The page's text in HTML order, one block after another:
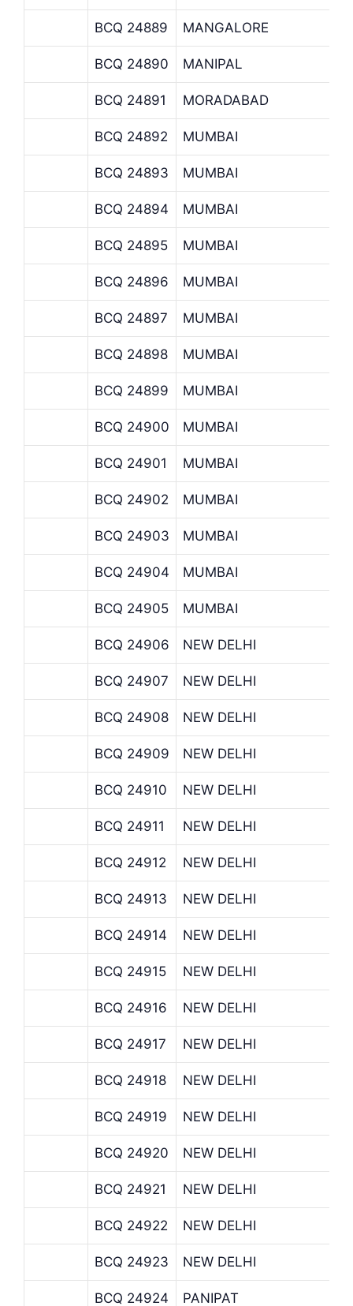
BCQ 24889 MANGALORE
BCQ 24890 MANIPAL
BCQ 24891 MORADABAD
BCQ 24892 MUMBAI
BCQ 24893 MUMBAI
BCQ 24894 MUMBAI
BCQ 24895 MUMBAI
BCQ 24896 MUMBAI
BCQ 24897 MUMBAI
BCQ 24898 MUMBAI
BCQ 24899 MUMBAI
BCQ 24900 MUMBAI
BCQ 24901 MUMBAI
BCQ 24902 MUMBAI
BCQ 24903 MUMBAI
BCQ 24904 MUMBAI
BCQ 24905 MUMBAI
BCQ 24906 NEW DELHI
BCQ 24907 NEW DELHI
BCQ 24908 NEW DELHI
BCQ 24909 NEW DELHI
BCQ 24910 NEW DELHI
BCQ 24911 NEW DELHI
BCQ 24912 NEW DELHI
BCQ 24913 NEW DELHI
BCQ 24914 NEW DELHI
BCQ 24915 NEW DELHI
BCQ 24916 NEW DELHI
BCQ 24917 NEW DELHI
BCQ 24918 NEW DELHI
BCQ 24919 NEW DELHI
BCQ 24920 NEW DELHI
BCQ 24921 NEW DELHI
BCQ 24922 NEW DELHI
BCQ 24923 NEW DELHI
BCQ 24924 PANIPAT